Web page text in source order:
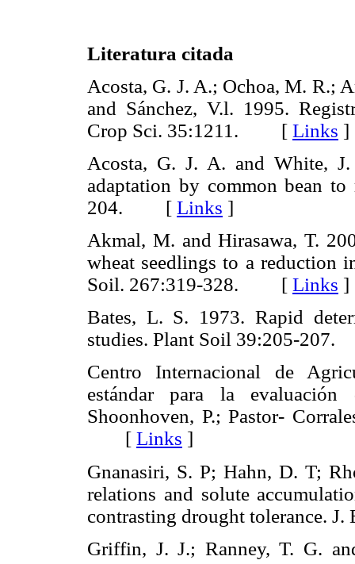
Literatura citada
Acosta, G. J. A.; Ochoa, M. R.;
and Sánchez, V.l. 1995.
Crop Sci. 35:1211. [ Links ]
Acosta, G. J. A. and White,
adaptation by common bean
204. [ Links ]
Akmal, M. and Hirasawa, T.
wheat seedlings to a reduction
Soil. 267:319-328. [ Links ]
Bates, L. S. 1973. Rapid
studies. Plant Soil 39:205-
Centro Internacional de
estándar para la
Shoonhoven, P.; Pastor-
[ Links ]
Gnanasiri, S. P; Hahn, D. T;
relations and solute
contrasting drought
Griffin, J. J.; Ranney, T. G.